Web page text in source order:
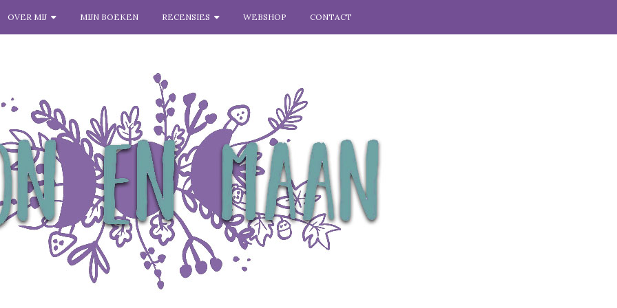
OVER MIJ MIJN BOEKEN RECENSIES WEBSHOP CONTACT